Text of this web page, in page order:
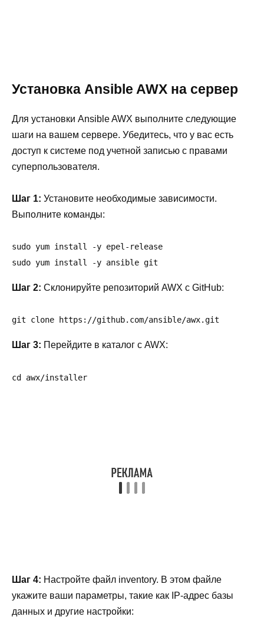
Установка Ansible AWX на сервер
Для установки Ansible AWX выполните следующие
шаги на вашем сервере. Убедитесь, что у вас есть
доступ к системе под учетной записью с правами
суперпользователя.
Шаг 1: Установите необходимые зависимости.
Выполните команды:
sudo yum install -y epel-release
sudo yum install -y ansible git
Шаг 2: Склонируйте репозиторий AWX с GitHub:
git clone https://github.com/ansible/awx.git
Шаг 3: Перейдите в каталог с AWX:
cd awx/installer
Шаг 4: Настройте файл inventory. В этом файле
укажите ваши параметры, такие как IP-адрес базы
данных и другие настройки: